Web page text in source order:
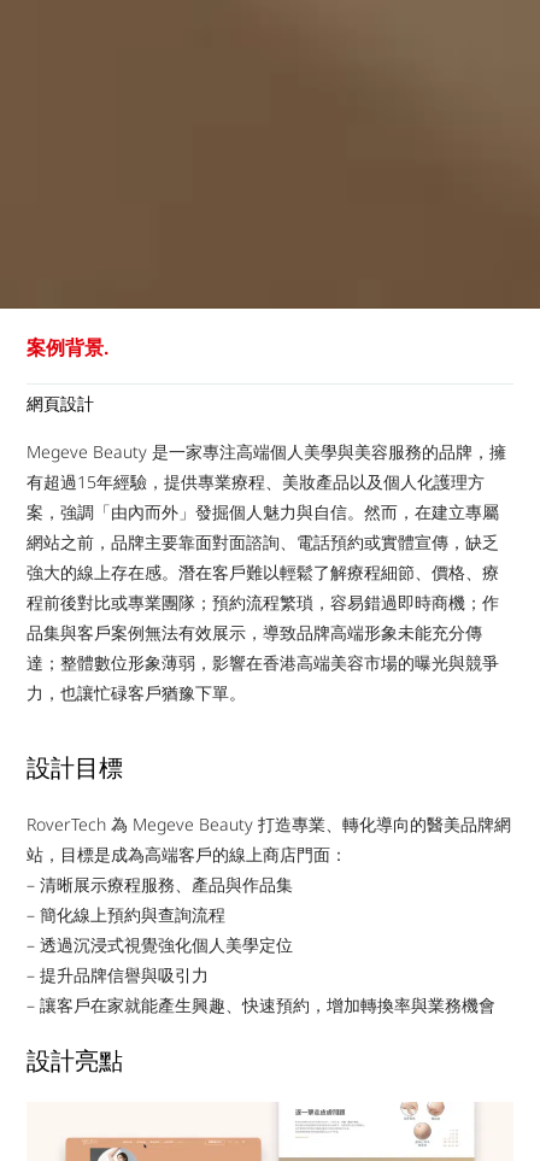
案例背景.
網頁設計
Megeve Beauty 是一家專注高端個人美學與美容服務的品牌，擁
有超過15年經驗，提供專業療程、美妝產品以及個人化護理方
案，強調「由內而外」發掘個人魅力與自信。然而，在建立專屬
網站之前，品牌主要靠面對面諮詢、電話預約或實體宣傳，缺乏
強大的線上存在感。潛在客戶難以輕鬆了解療程細節、價格、療
程前後對比或專業團隊；預約流程繁瑣，容易錯過即時商機；作
品集與客戶案例無法有效展示，導致品牌高端形象未能充分傳
達；整體數位形象薄弱，影響在香港高端美容市場的曝光與競爭
力，也讓忙碌客戶猶豫下單。
設計目標
RoverTech 為 Megeve Beauty 打造專業、轉化導向的醫美品牌網
站，目標是成為高端客戶的線上商店門面：
– 清晰展示療程服務、產品與作品集
– 簡化線上預約與查詢流程
– 透過沉浸式視覺強化個人美學定位
– 提升品牌信譽與吸引力
– 讓客戶在家就能產生興趣、快速預約，增加轉換率與業務機會
設計亮點